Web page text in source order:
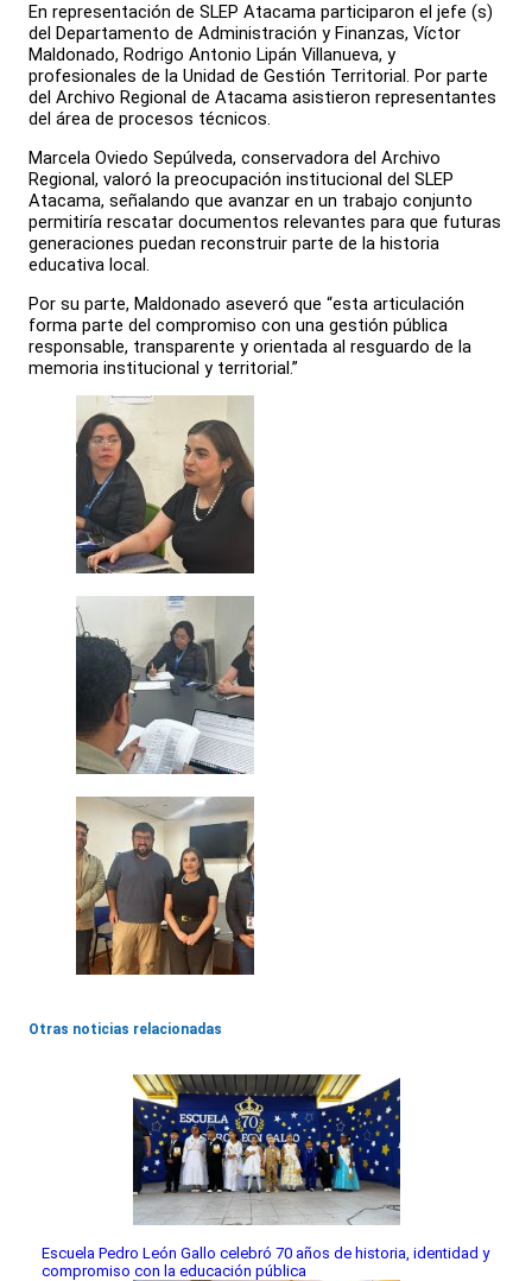
En representación de SLEP Atacama participaron el jefe (s)
del Departamento de Administración y Finanzas, Víctor
Maldonado, Rodrigo Antonio Lipán Villanueva, y
profesionales de la Unidad de Gestión Territorial. Por parte
del Archivo Regional de Atacama asistieron representantes
del área de procesos técnicos.
Marcela Oviedo Sepúlveda, conservadora del Archivo
Regional, valoró la preocupación institucional del SLEP
Atacama, señalando que avanzar en un trabajo conjunto
permitiría rescatar documentos relevantes para que futuras
generaciones puedan reconstruir parte de la historia
educativa local.
Por su parte, Maldonado aseveró que “esta articulación
forma parte del compromiso con una gestión pública
responsable, transparente y orientada al resguardo de la
memoria institucional y territorial.”
Otras noticias relacionadas
Escuela Pedro León Gallo celebró 70 años de historia, identidad y
compromiso con la educación pública